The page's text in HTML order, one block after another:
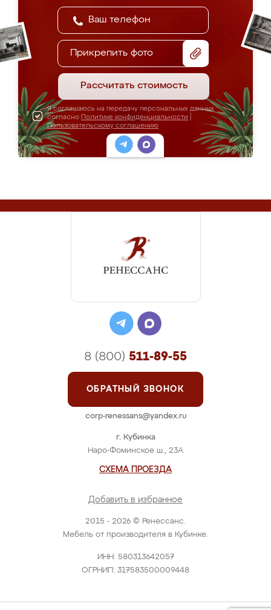
Прикрепить фото
Рассчитать стоимость
Я соглашаюсь на передачу персональных данных
согласно Политике конфиденциальности
Пользовательскому соглашению
2015 - 2026 © Ренессанс.
Мебель от производителя в Кубинке.
ИНН: 580313642057
ОГРНИП: 317583500009448
г. Кубинка
Наро-Фоминское ш., 23А
СХЕМА ПРОЕЗДА
Добавить в избранное
8 (800) 511-89-55
ОБРАТНЫЙ ЗВОНОК
corp-renessans@yandex.ru